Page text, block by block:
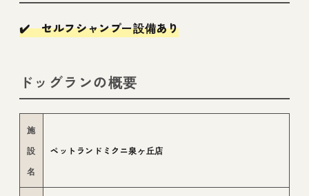
✔️ セルフシャンプー設備あり
ドッグランの概要
施
設
名
ペットランドミクニ泉ヶ丘店